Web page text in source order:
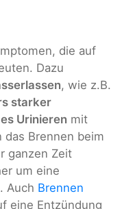
die auf
Dazu
, wie z.B.
starker
Urinieren mit
das Brennen beim
ganzen Zeit
um eine
Auch Brennen
eine Entzündung